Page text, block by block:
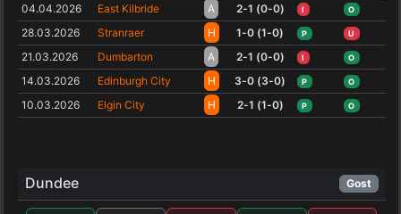
04.04.2026 East Kilbride A 2-1 (0-0) I O
28.03.2026 Stranraer H 1-0 (1-0) P U
21.03.2026 Dumbarton A 2-1 (0-0) I O
14.03.2026 Edinburgh City H 3-0 (3-0) P O
10.03.2026 Elgin City H 2-1 (1-0) P O
Dundee Gost